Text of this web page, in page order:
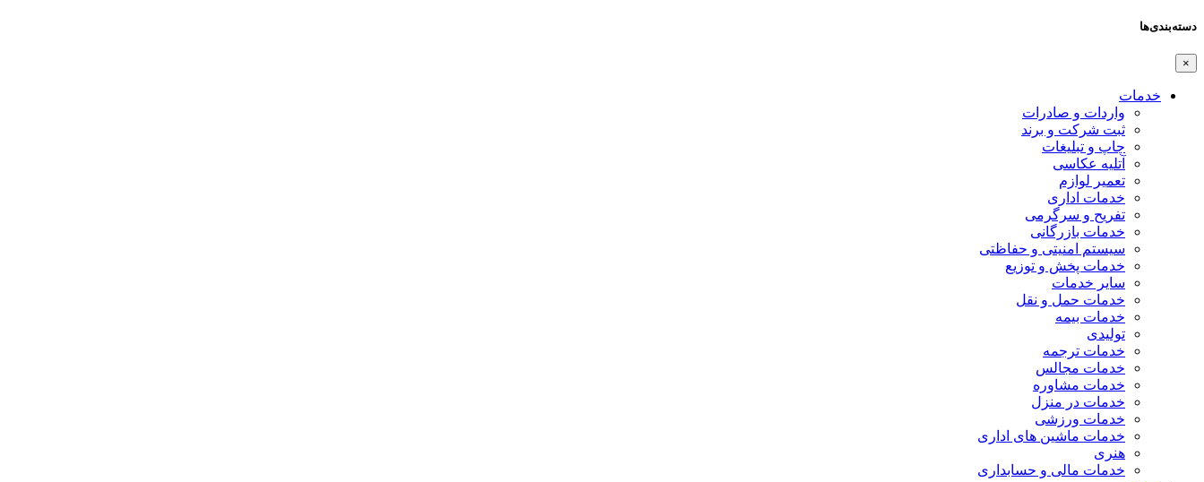
دسته‌بندی‌ها
×
خدمات
واردات و صادرات
ثبت شرکت و برند
چاپ و تبلیغات
آتلیه عکاسی
تعمیر لوازم
خدمات اداری
تفریح و سرگرمی
خدمات بازرگانی
سیستم امنیتی و حفاظتی
خدمات پخش و توزیع
سایر خدمات
خدمات حمل و نقل
خدمات بیمه
تولیدی
خدمات ترجمه
خدمات مجالس
خدمات مشاوره
خدمات در منزل
خدمات ورزشی
خدمات ماشین های اداری
هنری
خدمات مالی و حسابداری